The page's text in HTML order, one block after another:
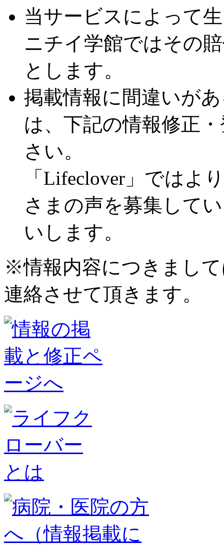
当サービスによって
ニチイ学館ではその
とします。
掲載情報に間違いが
は、下記の情報修正
さい。
「Lifeclover」ではよ
さまの声を募集して
いします。
※情報内容につきまし
連絡させて頂きます。